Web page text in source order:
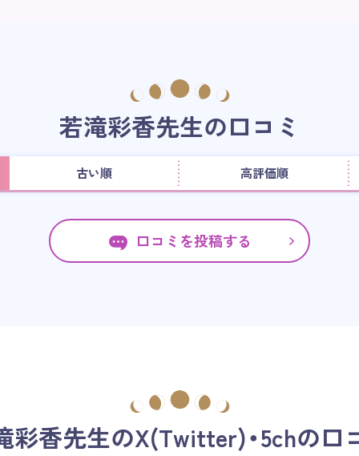
若滝彩香先生の口コミ
古い順 高評価順
口コミを投稿する
彩香先生のX(Twitter)・5chの口